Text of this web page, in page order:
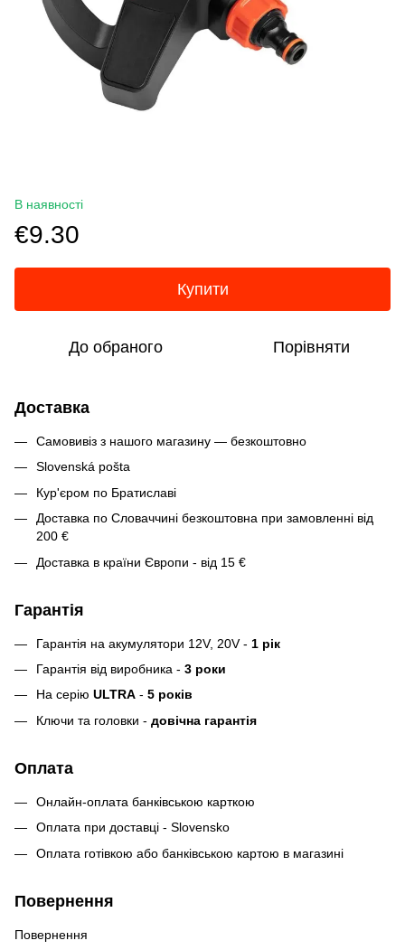
В наявності
€9.30
Купити
До обраного Порівняти
Доставка
Самовивіз з нашого магазину — безкоштовно
Slovenská pošta
Кур'єром по Братиславі
Доставка по Словаччині безкоштовна при замовленні від
200 €
Доставка в країни Європи - від 15 €
Гарантія
Гарантія на акумулятори 12V, 20V - 1 рік
Гарантія від виробника - 3 роки
На серію ULTRA - 5 років
Ключи та головки - довічна гарантія
Оплата
Онлайн-оплата банківською карткою
Оплата при доставці - Slovensko
Оплата готівкою або банківською картою в магазині
Повернення
Повернення